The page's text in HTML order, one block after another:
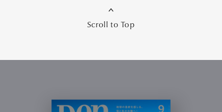
Scroll to Top